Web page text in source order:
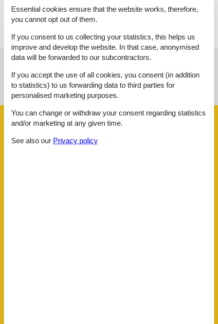
und 1 Zimmer mit 2 Einzelbetten, die sich zu einem Doppelbett
formen lasen), eine Terrasse und Balkon mit Bergblick.
See nearby objects
See the course of the sun around the object
Facilities
Essential cookies ensure that the website works, therefore,
you cannot opt out of them.
If you consent to us collecting your statistics, this helps us
improve and develop the website. In that case, anonymised
data will be forwarded to our subcontractors.
If you accept the use of all cookies, you consent (in addition
to statistics) to us forwarding data to third parties for
personalised marketing purposes.
You can change or withdraw your consent regarding statistics
and/or marketing at any given time.
See also our Privacy policy